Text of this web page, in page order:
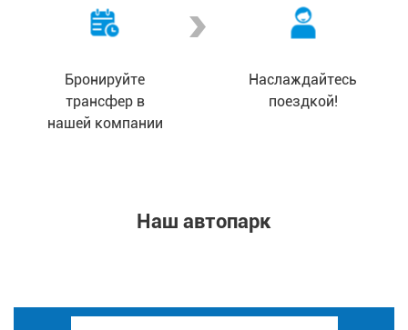
Бронируйте
трансфер в
нашей компании
Наслаждайтесь
поездкой!
Наш автопарк